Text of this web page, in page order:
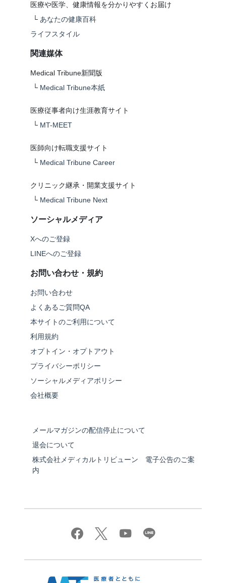
医療や医学、健康情報を分かりやすくお届け
└ あなたの健康百科
ライフスタイル
関連媒体
Medical Tribune新聞版
└ Medical Tribune本紙
医療従事者向け生涯教育サイト
└ MT-MEET
医師向け転職支援サイト
└ Medical Tribune Career
クリニック継承・開業支援サイト
└ Medical Tribune Next
ソーシャルメディア
Xへのご登録
LINEへのご登録
お問い合わせ・規約
お問い合わせ
よくあるご質問QA
本サイトのご利用について
利用規約
オプトイン・オプトアウト
プライバシーポリシー
ソーシャルメディアポリシー
会社概要
メールマガジンの配信停止について
退会について
株式会社メディカルトリビューン 電子公告のご案
内